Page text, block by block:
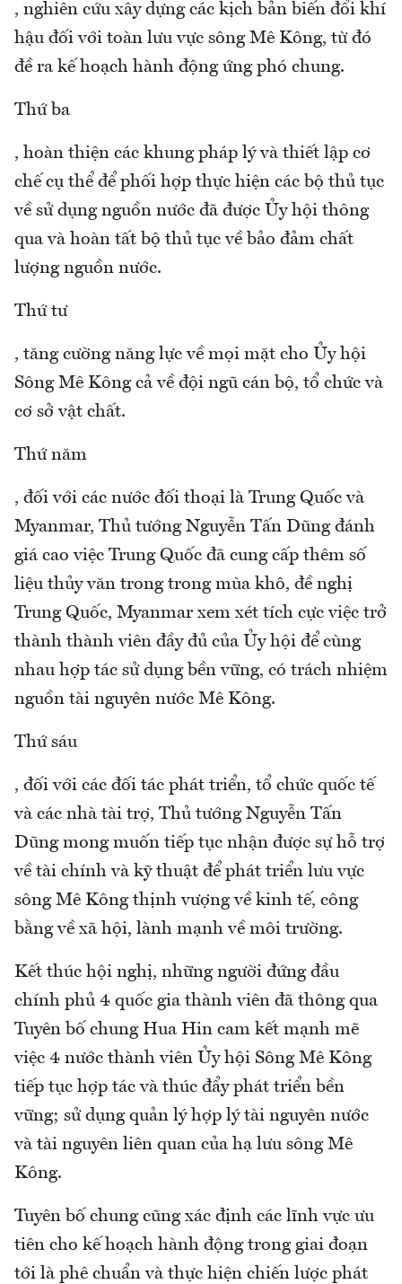
, nghiên cứu xây dựng các kịch bản biến đổi khí
hậu đối với toàn lưu vực sông Mê Kông, từ đó
đề ra kế hoạch hành động ứng phó chung.
Thứ ba
, hoàn thiện các khung pháp lý và thiết lập cơ
chế cụ thể để phối hợp thực hiện các bộ thủ tục
về sử dụng nguồn nước đã được Ủy hội thông
qua và hoàn tất bộ thủ tục về bảo đảm chất
lượng nguồn nước.
Thứ tư
, tăng cường năng lực về mọi mặt cho Ủy hội
Sông Mê Kông cả về đội ngũ cán bộ, tổ chức và
cơ sở vật chất.
Thứ năm
, đối với các nước đối thoại là Trung Quốc và
Myanmar, Thủ tướng Nguyễn Tấn Dũng đánh
giá cao việc Trung Quốc đã cung cấp thêm số
liệu thủy văn trong trong mùa khô, đề nghị
Trung Quốc, Myanmar xem xét tích cực việc trở
thành thành viên đầy đủ của Ủy hội để cùng
nhau hợp tác sử dụng bền vững, có trách nhiệm
nguồn tài nguyên nước Mê Kông.
Thứ sáu
, đối với các đối tác phát triển, tổ chức quốc tế
và các nhà tài trợ, Thủ tướng Nguyễn Tấn
Dũng mong muốn tiếp tục nhận được sự hỗ trợ
về tài chính và kỹ thuật để phát triển lưu vực
sông Mê Kông thịnh vượng về kinh tế, công
bằng về xã hội, lành mạnh về môi trường.
Kết thúc hội nghị, những người đứng đầu
chính phủ 4 quốc gia thành viên đã thông qua
Tuyên bố chung Hua Hin cam kết mạnh mẽ
việc 4 nước thành viên Ủy hội Sông Mê Kông
tiếp tục hợp tác và thúc đẩy phát triển bền
vững; sử dụng quản lý hợp lý tài nguyên nước
và tài nguyên liên quan của hạ lưu sông Mê
Kông.
Tuyên bố chung cũng xác định các lĩnh vực ưu
tiên cho kế hoạch hành động trong giai đoạn
tới là phê chuẩn và thực hiện chiến lược phát